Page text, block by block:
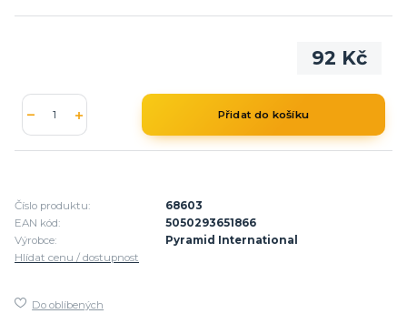
92 Kč
Přidat do košíku
Číslo produktu:
68603
EAN kód:
5050293651866
Výrobce:
Pyramid International
Hlídat cenu / dostupnost
Do oblíbených